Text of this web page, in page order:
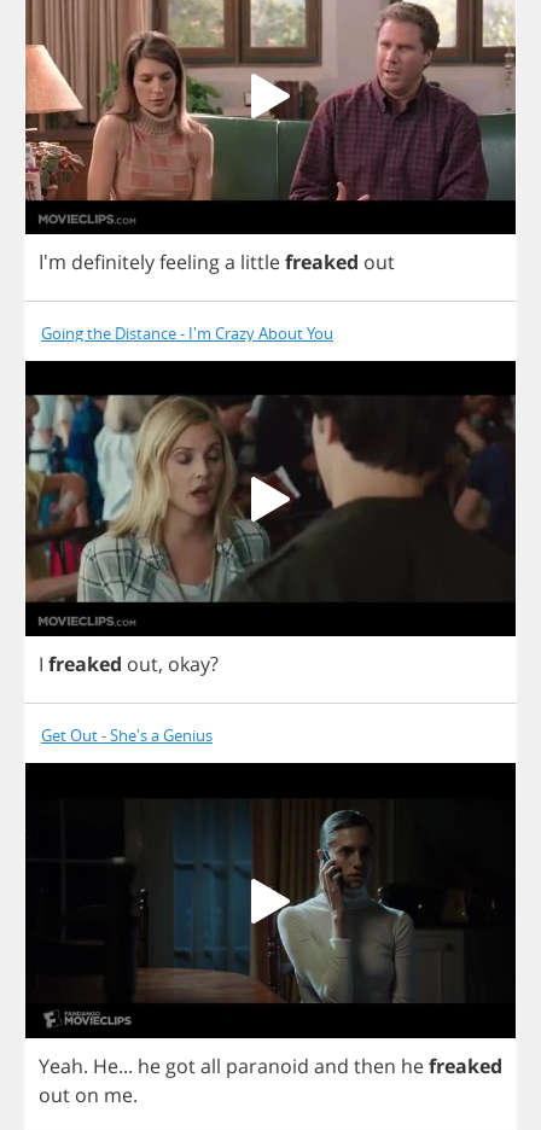
I'm definitelyfeelinga littlefreaked out
Going the Distance - I'm Crazy About You
I freaked out, okay?
Get Out - She's a Genius
Yeah. He... hegotall paranoid and then hefreaked
out on me.